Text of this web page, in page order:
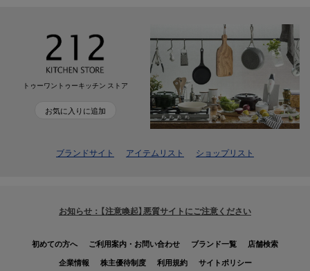
トゥーワントゥーキッチン ストア
お気に入りに追加
ブランドサイト アイテムリスト ショップリスト
お知らせ：【注意喚起】悪質サイトにご注意ください
初めての方へ ご利用案内・お問い合わせ ブランド一覧
店舗検索
企業情報
株主優待制度 利用規約 サイトポリシー